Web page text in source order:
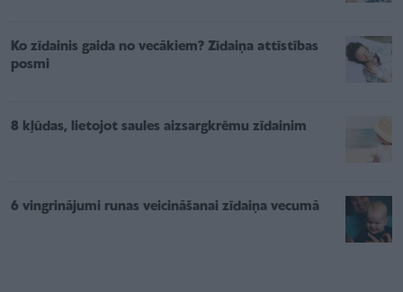
Ko zīdainis gaida no vecākiem? Zīdaiņa attīstības
posmi
8 kļūdas, lietojot saules aizsargkrēmu zīdainim
6 vingrinājumi runas veicināšanai zīdaiņa vecumā